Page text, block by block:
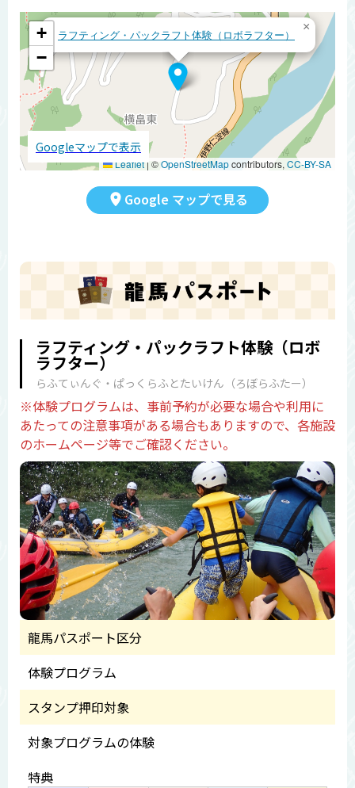
ラフティング・パックラフト体験（ロボラフター）
×
+
−
Leaflet | ©OpenStreetMapcontributors, CC-BY-SA
Googleマップで表示
Google マップで見る
ラフティング・パックラフト体験（ロボ
ラフター）
らふてぃんぐ・ぱっくらふとたいけん（ろぼらふたー）
※体験プログラムは、事前予約が必要な場合や利用に
あたっての注意事項がある場合もありますので、各施設
のホームページ等でご確認ください。
龍馬パスポート区分
体験プログラム
スタンプ押印対象
対象プログラムの体験
特典